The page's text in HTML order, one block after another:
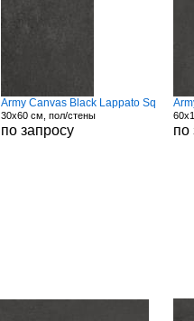
Army Canvas Black Lappato Sq
30x60 см, пол/стены
по запросу по